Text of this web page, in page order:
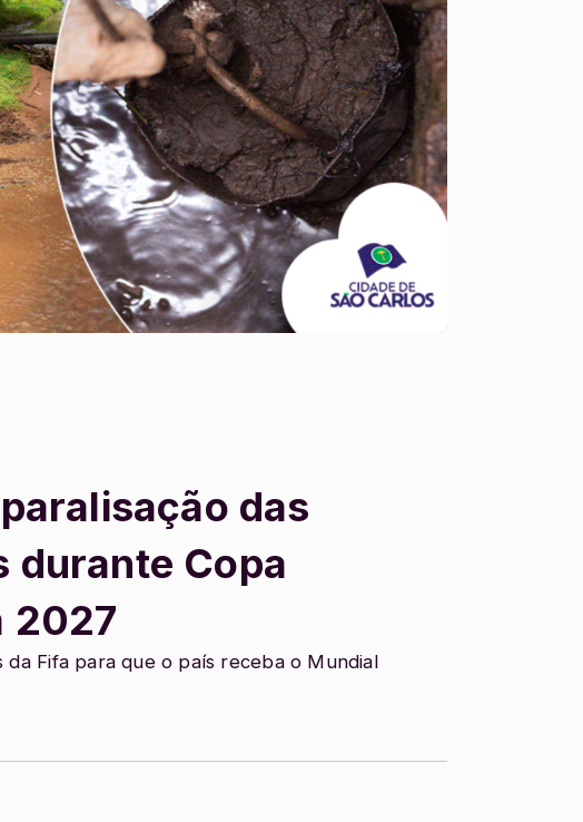
das
durante Copa
2027
da Fifa para que o país receba o Mundial